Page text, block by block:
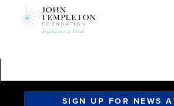
SIGN UP FOR NEWS